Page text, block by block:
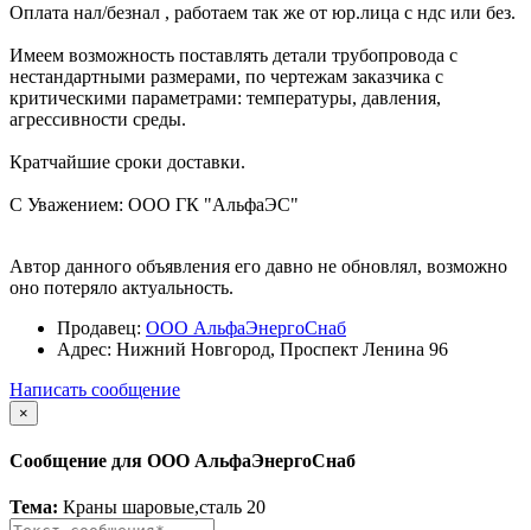
Оплата нал/безнал , работаем так же от юр.лица с ндс или без.
Имеем возможность поставлять детали трубопровода с
нестандартными размерами, по чертежам заказчика с
критическими параметрами: температуры, давления,
агрессивности среды.
Кратчайшие сроки доставки.
С Уважением: ООО ГК "АльфаЭС"
Автор данного объявления его давно не обновлял, возможно
оно потеряло актуальность.
Продавец: ООО АльфаЭнергоСнаб
Адрес: Нижний Новгород, Проспект Ленина 96
Написать сообщение
×
Сообщение для ООО АльфаЭнергоСнаб
Тема: Краны шаровые,сталь 20